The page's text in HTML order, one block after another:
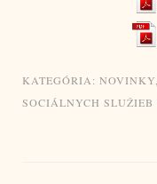
KATEGÓRIA: NOVINKY,
SOCIÁLNYCH SLUŽIEB